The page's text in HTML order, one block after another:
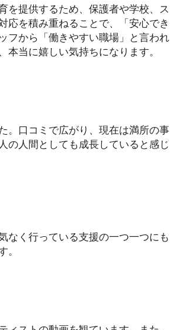
を提供するため、保護者や学校、ス
応を積み重ねることで、「安心でき
フから「働きやすい職場」と言われ
当に嬉しい気持ちになります。
。口コミで広がり、現在は満所の事
の人間としても成長していると感じ
なく行っている支援の一つ一つにも
。